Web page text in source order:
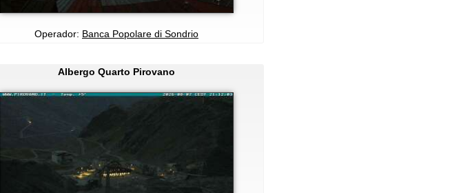
Operador: Banca Popolare di Sondrio
Albergo Quarto Pirovano